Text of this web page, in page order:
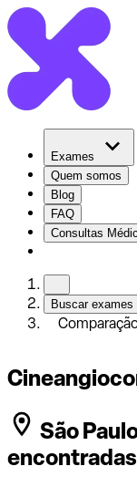
Exames
Quem somos
Blog
FAQ
Consultas
Buscar exames
São
encontradas